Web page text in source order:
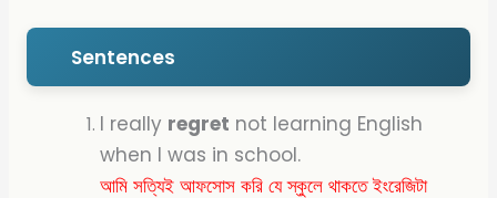
Sentences
I really regret not learning English
when I was in school.
আমি সত্যিই আফসোস করি যে স্কুলে থাকতে ইংরেজিটা